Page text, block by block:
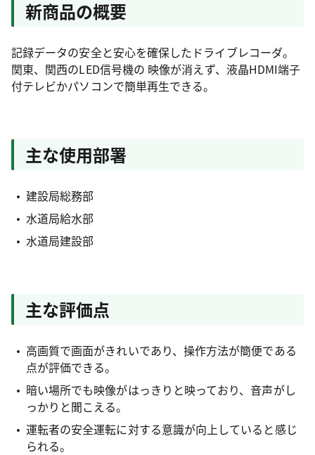
新商品の概要
記録データの安全と安心を確保したドライブレコーダ。
関東、関西のLED信号機の 映像が消えず、液晶HDMI端子
付テレビかパソコンで簡単再生できる。
主な使用部署
建設局総務部
水道局給水部
水道局建設部
主な評価点
高画質で画面がきれいであり、操作方法が簡便である
点が評価できる。
暗い場所でも映像がはっきりと映っており、音声がし
っかりと聞こえる。
運転者の安全運転に対する意識が向上していると感じ
られる。